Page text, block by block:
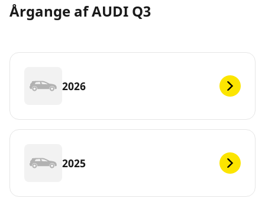
Årgange af AUDI Q3
2026
2025